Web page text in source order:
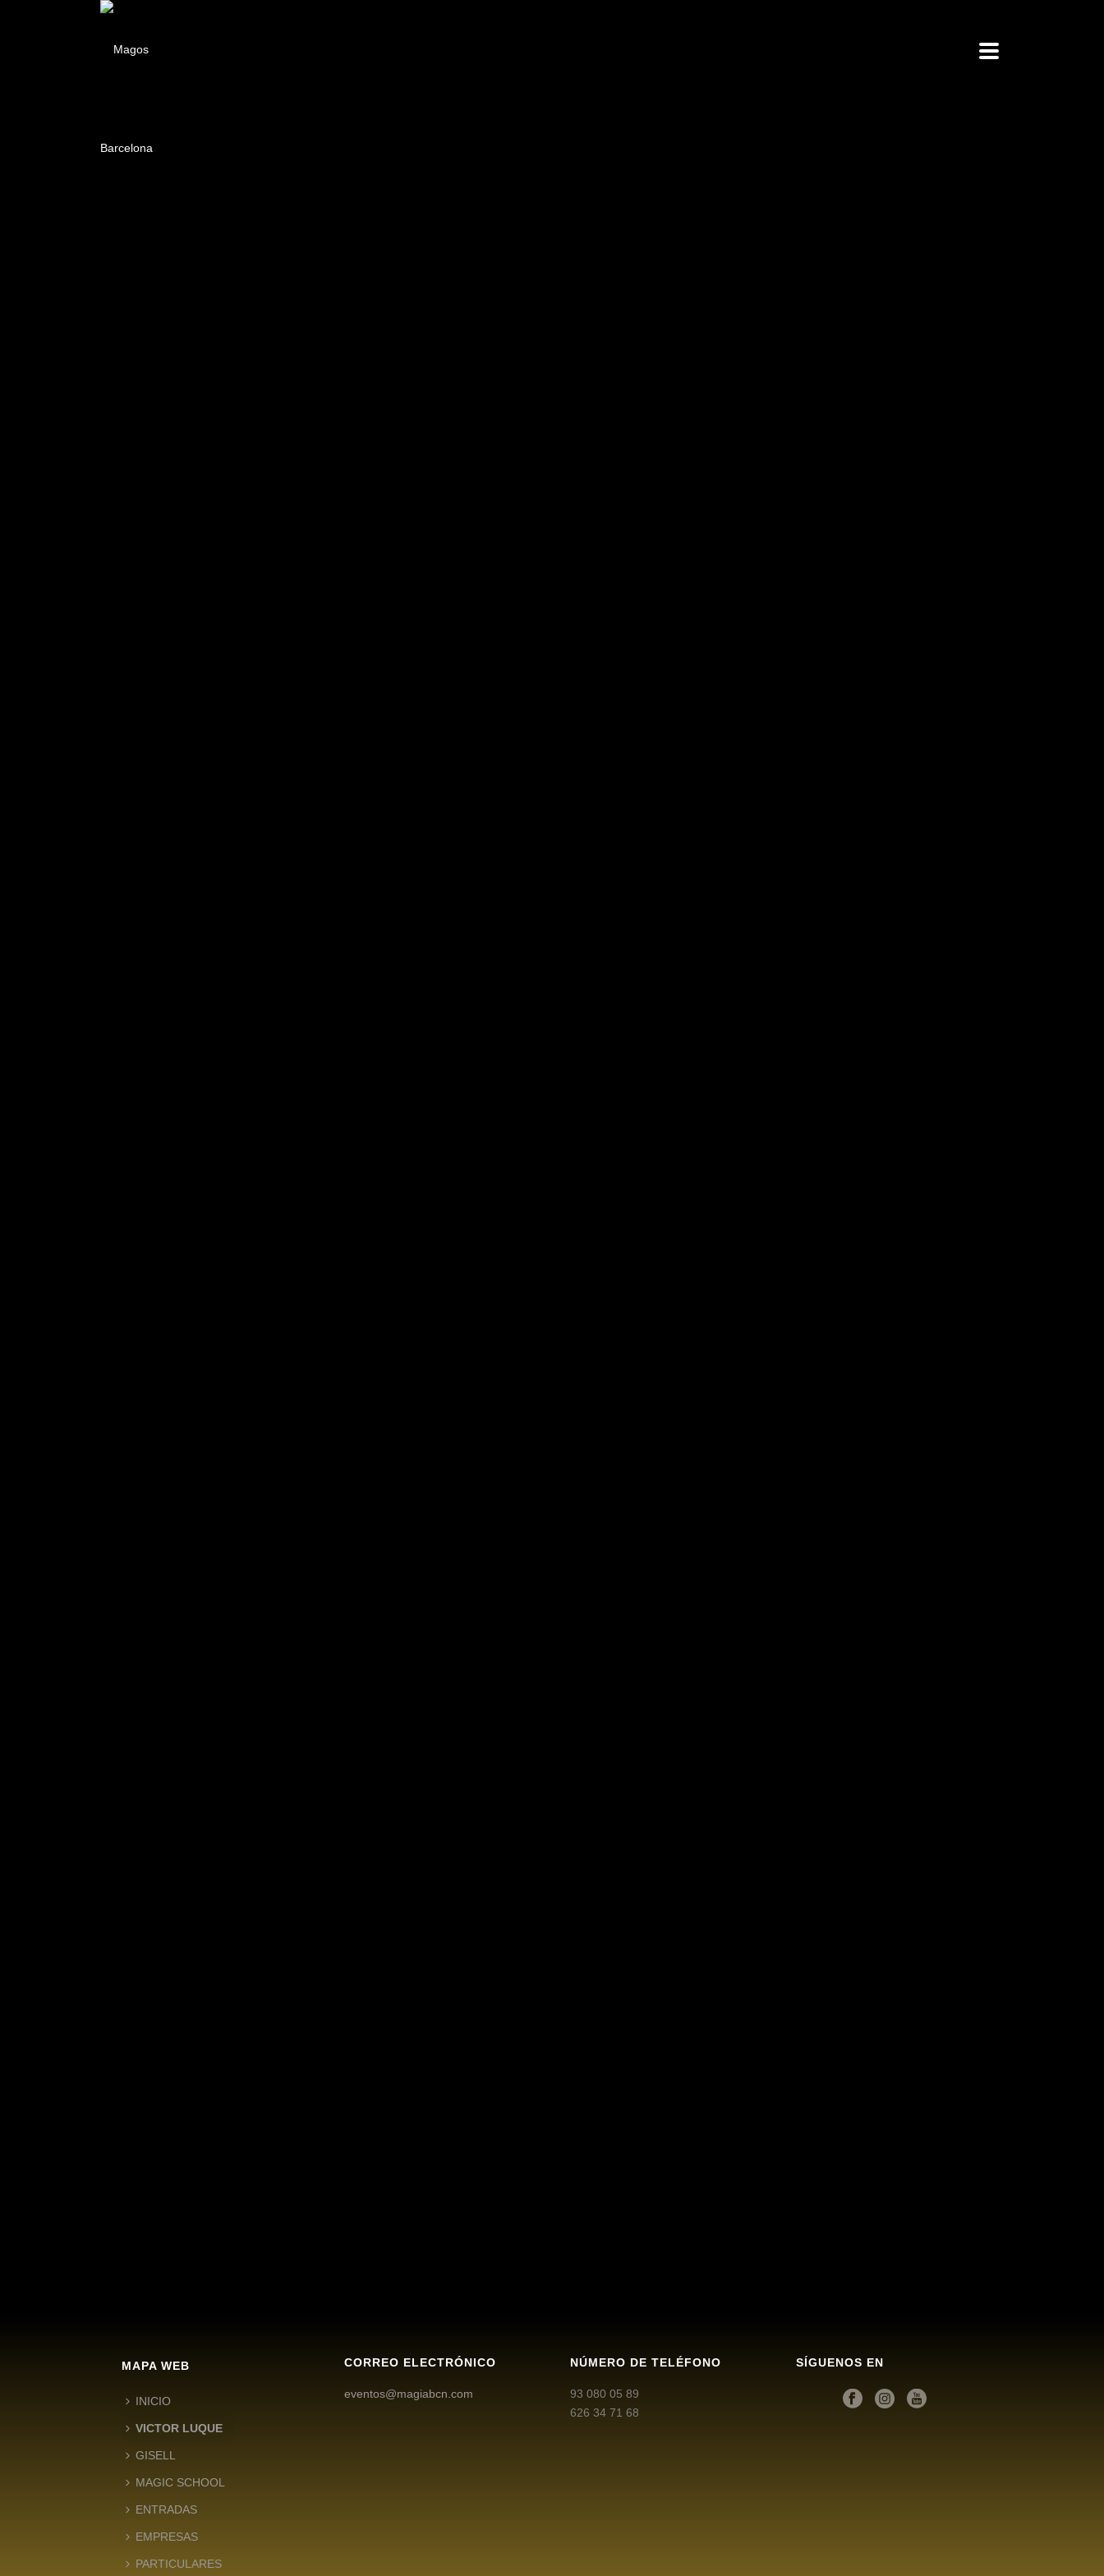
MAPA WEB
INICIO
VICTOR LUQUE
GISELL
MAGIC SCHOOL
ENTRADAS
EMPRESAS
PARTICULARES
CORREO ELECTRÓNICO
eventos@magiabcn.com
NÚMERO DE TELÉFONO
93 080 05 89
626 34 71 68
SÍGUENOS EN